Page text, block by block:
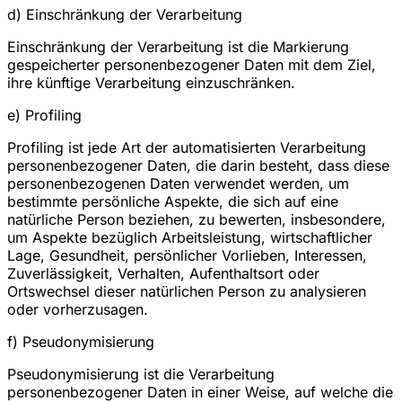
d) Einschränkung der Verarbeitung
Einschränkung der Verarbeitung ist die Markierung
gespeicherter personenbezogener Daten mit dem Ziel,
ihre künftige Verarbeitung einzuschränken.
e) Profiling
Profiling ist jede Art der automatisierten Verarbeitung
personenbezogener Daten, die darin besteht, dass diese
personenbezogenen Daten verwendet werden, um
bestimmte persönliche Aspekte, die sich auf eine
natürliche Person beziehen, zu bewerten, insbesondere,
um Aspekte bezüglich Arbeitsleistung, wirtschaftlicher
Lage, Gesundheit, persönlicher Vorlieben, Interessen,
Zuverlässigkeit, Verhalten, Aufenthaltsort oder
Ortswechsel dieser natürlichen Person zu analysieren
oder vorherzusagen.
f) Pseudonymisierung
Pseudonymisierung ist die Verarbeitung
personenbezogener Daten in einer Weise, auf welche die